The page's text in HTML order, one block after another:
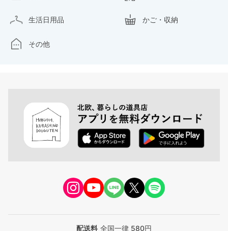
生活日用品 かご・収納
その他
配送料 全国一律 580円